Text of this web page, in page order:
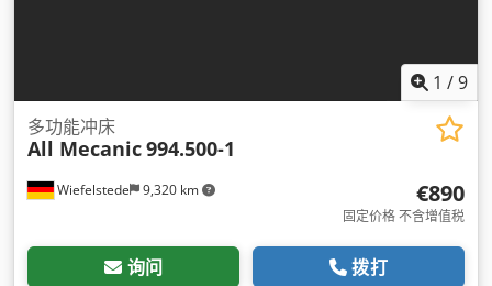
1 /9
Wiefelstede 9,320 km
多功能冲床
All Mecanic994.500-1
€890
固定价格 不含增值税
询问 拨打